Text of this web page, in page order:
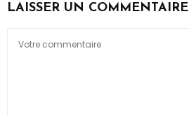
LAISSER UN COMMENTAIRE